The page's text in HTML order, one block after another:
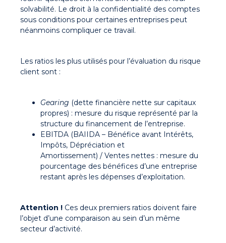
solvabilité. Le droit à la confidentialité des comptes
sous conditions pour certaines entreprises peut
néanmoins compliquer ce travail.
Les ratios les plus utilisés pour l’évaluation du risque
client sont :
Gearing (dette financière nette sur capitaux
propres) : mesure du risque représenté par la
structure du financement de l’entreprise.
EBITDA (BAIIDA – Bénéfice avant Intérêts,
Impôts, Dépréciation et
Amortissement) / Ventes nettes : mesure du
pourcentage des bénéfices d’une entreprise
restant après les dépenses d’exploitation.
Attention ! Ces deux premiers ratios doivent faire
l’objet d’une comparaison au sein d’un même
secteur d’activité.